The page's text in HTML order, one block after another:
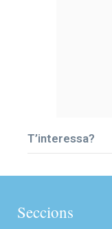
T’interessa?
Seccions